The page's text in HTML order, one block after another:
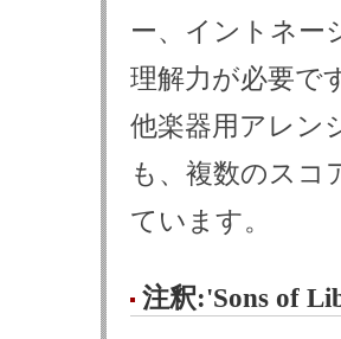
ー、イントネー
理解力が必要で
他楽器用アレン
も、複数のスコ
ています。
注釈:'Sons of